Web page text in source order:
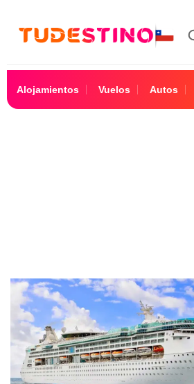
Alojamientos Vuelos Autos